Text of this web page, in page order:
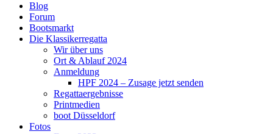
Blog
Forum
Bootsmarkt
Die Klassikerregatta
Wir über uns
Ort & Ablauf 2024
Anmeldung
HPF 2024 – Zusage jetzt senden
Regattaergebnisse
Printmedien
boot Düsseldorf
Fotos